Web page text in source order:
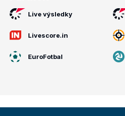
Live výsledky
Livescore.in
EuroFotbal